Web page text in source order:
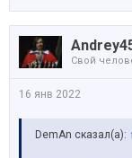
Свой
16 янв 2022
DemAn сказал(а):